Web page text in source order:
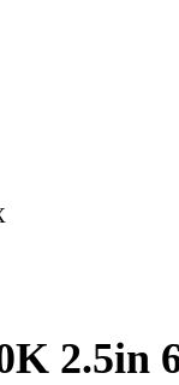
2.5in